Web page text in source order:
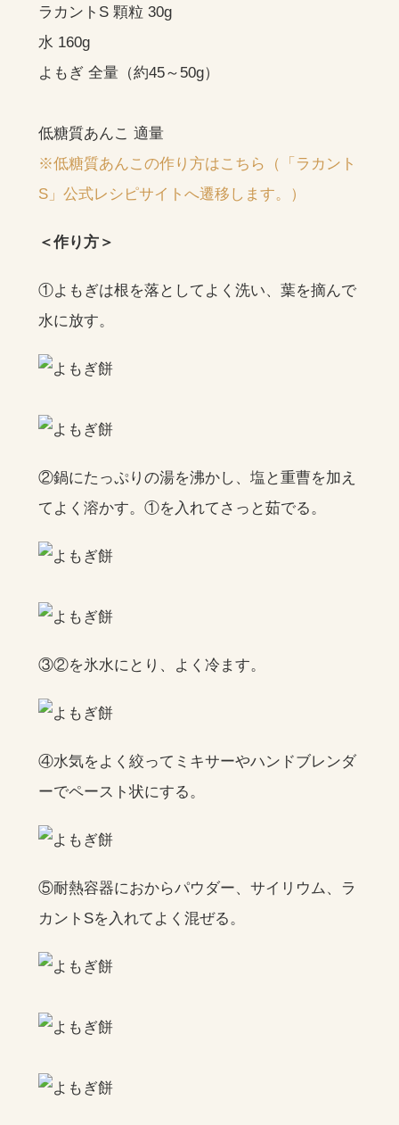
ラカントS 顆粒 30g
水 160g
よもぎ 全量（約45～50g）
低糖質あんこ 適量
※低糖質あんこの作り方はこちら（「ラカント
S」公式レシピサイトへ遷移します。）
＜作り方＞
①よもぎは根を落としてよく洗い、葉を摘んで
水に放す。
②鍋にたっぷりの湯を沸かし、塩と重曹を加え
てよく溶かす。①を入れてさっと茹でる。
③②を氷水にとり、よく冷ます。
④水気をよく絞ってミキサーやハンドブレンダ
ーでペースト状にする。
⑤耐熱容器におからパウダー、サイリウム、ラ
カントSを入れてよく混ぜる。